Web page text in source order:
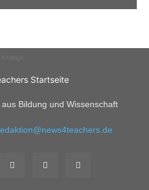
Bildung und Wissenschaft